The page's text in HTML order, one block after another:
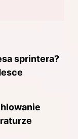
sprintera?